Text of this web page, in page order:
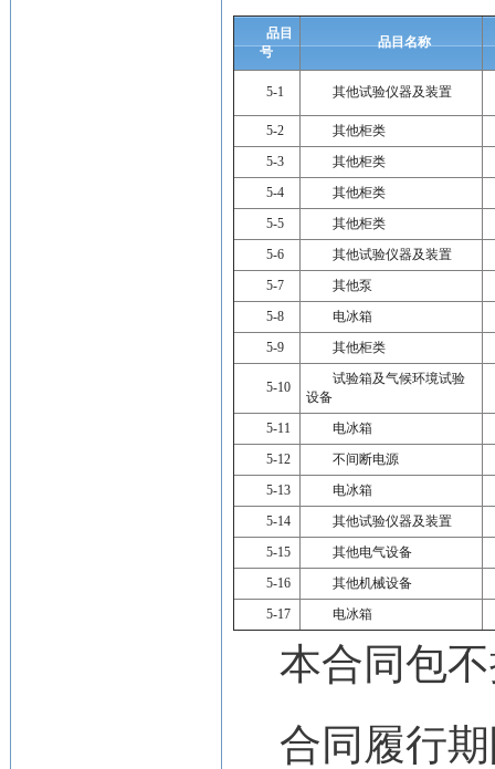
品目
号
品目名称
5-1 其他试验仪器及装置
5-2
其他柜类
5-3
其他柜类
5-4
其他柜类
5-5
其他柜类
5-6
其他试验仪器及装置
5-7
其他泵
5-8
电冰箱
5-9
其他柜类
5-10
试验箱及气候环境试验
设备
5-11
电冰箱
5-12
不间断电源
5-13
电冰箱
5-14
其他试验仪器及装置
5-15
其他电气设备
5-16
其他机械设备
5-17
电冰箱
本合同包
合同履行